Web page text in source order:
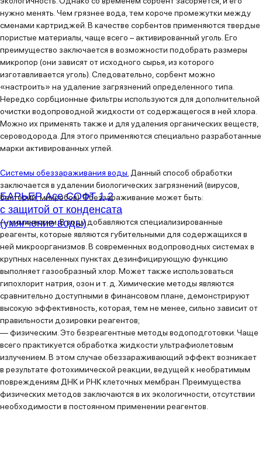
БАРЬЕР Ace СОФТ 1,2
с защитой от конденсата
(умягчение воды)
нужно менять. Чем грязнее вода, тем короче промежутки между
сменами картриджей. В качестве сорбентов применяются твердые
пористые материалы, чаще всего – активированный уголь. Его
преимущество заключается в возможности подобрать размеры
микропор (они зависят от исходного сырья, из которого
изготавливается уголь). Следовательно, сорбент можно
«настроить» на удаление загрязнений определенного типа.
Нередко сорбционные фильтры используются для дополнительной
очистки водопроводной жидкости от содержащегося в ней хлора.
Можно их применять также и для удаления органических веществ,
сероводорода. Для этого применяются специально разработанные
марки активированных углей.
Системы обеззараживания воды. Данный способ обработки
заключается в удалении биологических загрязнений (вирусов,
бактерий, микробов). Обеззараживание может быть:
—химическим.В воду добавляются специализированные
реагенты, которые являются губительными для содержащихся в
ней микроорганизмов. В современных водопроводных системах в
крупных населенных пунктах дезинфицирующую функцию
выполняет газообразный хлор. Может также использоваться
гипохлорит натрия, озон и т. д. Химические методы являются
сравнительно доступными в финансовом плане, демонстрируют
высокую эффективность, которая, тем не менее, сильно зависит от
правильности дозировки реагентов;
—физическим. Это безреагентные методы водоподготовки. Чаще
всего практикуется обработка жидкости ультрафиолетовым
излучением. В этом случае обеззараживающий эффект возникает
в результате фотохимической реакции, ведущей к необратимым
повреждениям ДНК и РНК клеточных мембран. Преимущества
физических методов заключаются в их экологичности, отсутствии
необходимости в постоянном применении реагентов.